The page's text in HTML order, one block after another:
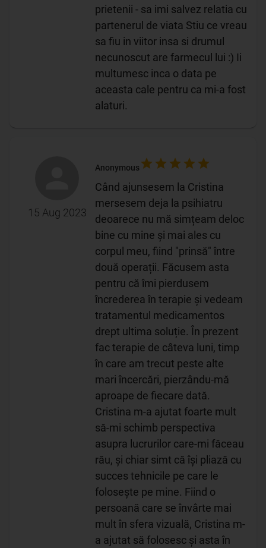
prietenii - sa imi salvez relatia cu
partenerul de viata Stiu ce vreau
sa fiu in viitor insa si drumul
necunoscut are farmecul lui :) Ii
multumesc inca o data pe
aceasta cale pentru ca mi-a fost
alaturi.
15 Aug 2023
Anonymous
Când ajunsesem la Cristina
mersesem deja la psihiatru
deoarece nu mă simțeam deloc
bine cu mine și mai ales cu
corpul meu, fiind "prinsă" între
două operații. Făcusem asta
pentru că îmi pierdusem
încrederea în terapie și vedeam
tratamentul medicamentos
drept ultima soluție. În prezent
fac terapie de câteva luni, timp
în care am trecut peste alte
mari încercări, pierzându-mă
aproape de fiecare dată.
Cristina m-a ajutat foarte mult
să-mi schimb perspectiva
asupra lucrurilor care-mi făceau
rău, și chiar simt că își pliază cu
succes tehnicile pe care le
folosește pe mine. Fiind o
persoană care se învârte mai
mult în sfera vizuală, Cristina m-
a ajutat să folosesc și asta în